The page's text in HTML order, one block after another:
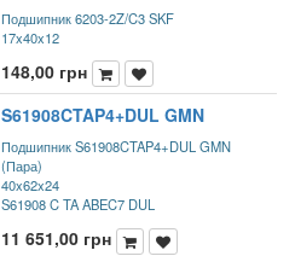
Подшипник 6203-2Z/C3 SKF
17x40x12
148,00 грн
S61908CTAP4+DUL GMN
Подшипник S61908CTAP4+DUL GMN
(Пара)
40x62x24
S61908 C TA ABEC7 DUL
11 651,00 грн